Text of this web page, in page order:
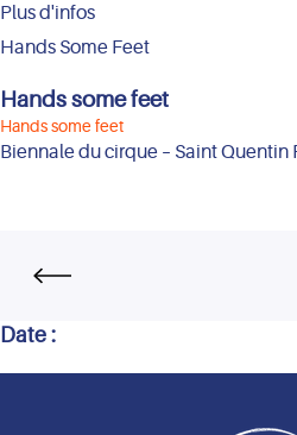
Plus d'infos
Hands Some Feet
Hands some feet
Hands some feet
Biennale du cirque – Saint Quentin
Date :